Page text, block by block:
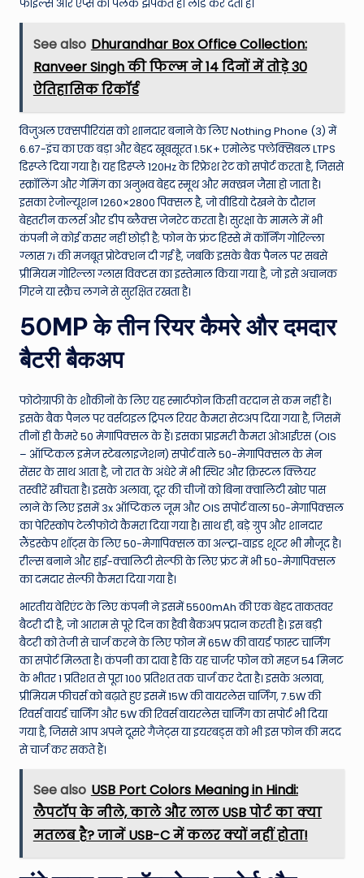
फाइल्स और ऐप्स को पलक झपकते ही लोड कर देता है।
See also Dhurandhar Box Office Collection:
Ranveer Singh की फिल्म ने 14 दिनों में तोड़े 30
ऐतिहासिक रिकॉर्ड
विजुअल एक्सपीरियंस को शानदार बनाने के लिए Nothing Phone (3) में
6.67-इंच का एक बड़ा और बेहद खूबसूरत 1.5K+ एमोलेड फ्लेक्सिबल LTPS
डिस्प्ले दिया गया है। यह डिस्प्ले 120Hz के रिफ्रेश रेट को सपोर्ट करता है, जिससे
स्क्रॉलिंग और गेमिंग का अनुभव बेहद स्मूथ और मक्खन जैसा हो जाता है।
इसका रेजोल्यूशन 1260×2800 पिक्सल है, जो वीडियो देखने के दौरान
बेहतरीन कलर्स और डीप ब्लैक्स जेनरेट करता है। सुरक्षा के मामले में भी
कंपनी ने कोई कसर नहीं छोड़ी है; फोन के फ्रंट हिस्से में कॉर्निंग गोरिल्ला
ग्लास 7i की मजबूत प्रोटेक्शन दी गई है, जबकि इसके बैक पैनल पर सबसे
प्रीमियम गोरिल्ला ग्लास विक्टस का इस्तेमाल किया गया है, जो इसे अचानक
गिरने या स्क्रैच लगने से सुरक्षित रखता है।
50MP के तीन रियर कैमरे और दमदार
बैटरी बैकअप
फोटोग्राफी के शौकीनों के लिए यह स्मार्टफोन किसी वरदान से कम नहीं है।
इसके बैक पैनल पर वर्सटाइल ट्रिपल रियर कैमरा सेटअप दिया गया है, जिसमें
तीनों ही कैमरे 50 मेगापिक्सल के हैं। इसका प्राइमरी कैमरा ओआईएस (OIS
– ऑप्टिकल इमेज स्टेबलाइजेशन) सपोर्ट वाले 50-मेगापिक्सल के मेन
सेंसर के साथ आता है, जो रात के अंधेरे में भी स्थिर और क्रिस्टल क्लियर
तस्वीरें खींचता है। इसके अलावा, दूर की चीजों को बिना क्वालिटी खोए पास
लाने के लिए इसमें 3x ऑप्टिकल जूम और OIS सपोर्ट वाला 50-मेगापिक्सल
का पेरिस्कोप टेलीफोटो कैमरा दिया गया है। साथ ही, बड़े ग्रुप और शानदार
लैंडस्केप शॉट्स के लिए 50-मेगापिक्सल का अल्ट्रा-वाइड शूटर भी मौजूद है।
रील्स बनाने और हाई-क्वालिटी सेल्फी के लिए फ्रंट में भी 50-मेगापिक्सल
का दमदार सेल्फी कैमरा दिया गया है।
भारतीय वेरिएंट के लिए कंपनी ने इसमें 5500mAh की एक बेहद ताकतवर
बैटरी दी है, जो आराम से पूरे दिन का हैवी बैकअप प्रदान करती है। इस बड़ी
बैटरी को तेजी से चार्ज करने के लिए फोन में 65W की वायर्ड फास्ट चार्जिंग
का सपोर्ट मिलता है। कंपनी का दावा है कि यह चार्जर फोन को महज 54 मिनट
के भीतर 1 प्रतिशत से पूरा 100 प्रतिशत तक चार्ज कर देता है। इसके अलावा,
प्रीमियम फीचर्स को बढ़ाते हुए इसमें 15W की वायरलेस चार्जिंग, 7.5W की
रिवर्स वायर्ड चार्जिंग और 5W की रिवर्स वायरलेस चार्जिंग का सपोर्ट भी दिया
गया है, जिससे आप अपने दूसरे गैजेट्स या इयरबड्स को भी इस फोन की मदद
से चार्ज कर सकते हैं।
See also USB Port Colors Meaning in Hindi:
लैपटॉप के नीले, काले और लाल USB पोर्ट का क्या
मतलब है? जानें USB-C में कलर क्यों नहीं होता!